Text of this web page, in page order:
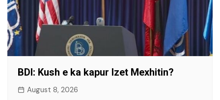
BDI: Kush e ka kapur Izet Mexhitin?
August 8, 2026